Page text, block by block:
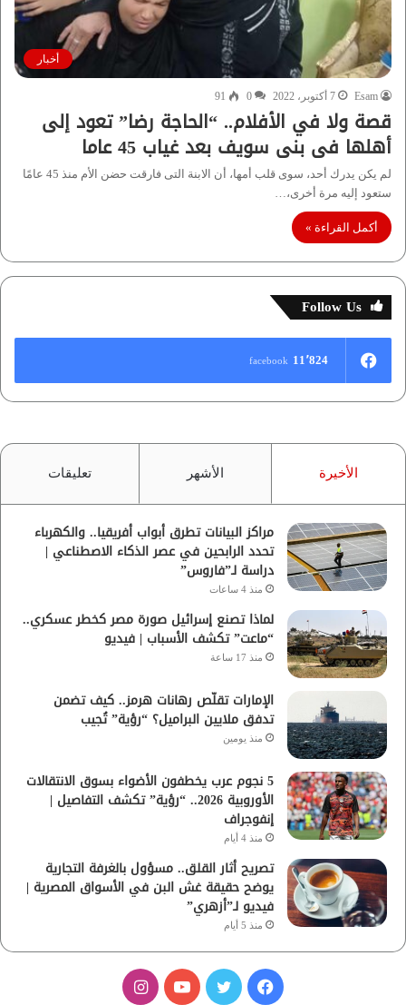
أخبار
Esam 7 أكتوبر، 2022 0
91
قصة ولا في الأفلام.. “الحاجة رضا” تعود إلى
أهلها فى بنى سويف بعد غياب 45 عاما
لم يكن يدرك أحد، سوى قلب أمها، أن الابنة التى فارقت حضن الأم منذ 45 عامًا
ستعود إليه مرة أخرى،…
أكمل القراءة »
Follow Us
11٬824 facebook
الأخيرة الأشهر تعليقات
مراكز البيانات تطرق أبواب أفريقيا.. والكهرباء
تحدد الرابحين في عصر الذكاء الاصطناعي |
دراسة لـ”فاروس”
منذ 4 ساعات
لماذا تصنع إسرائيل صورة مصر كخطر عسكري..
“ماعت” تكشف الأسباب | فيديو
منذ 17 ساعة
الإمارات تقلّص رهانات هرمز.. كيف تضمن
تدفق ملايين البراميل؟ “رؤية” تُجيب
منذ يومين
5 نجوم عرب يخطفون الأضواء بسوق الانتقالات
الأوروبية 2026.. “رؤية” تكشف التفاصيل |
إنفوجراف
منذ 4 أيام
تصريح أثار القلق.. مسؤول بالغرفة التجارية
يوضح حقيقة غش البن في الأسواق المصرية |
فيديو لـ”أزهري”
منذ 5 أيام